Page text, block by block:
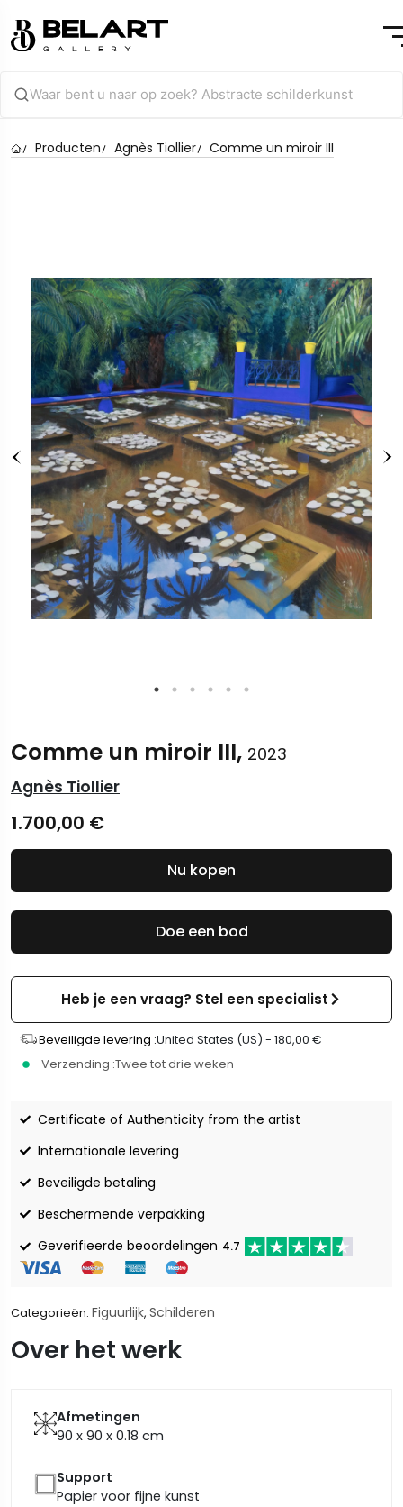
Producten Agnès Tiollier Comme un miroir III
Comme un miroir III, 2023
Agnès Tiollier
1.700,00 €
Doe een bod
Heb je een vraag? Stel een specialist
Beveiligde levering :United States (US) - 180,00 €
Verzending :Twee tot drie weken
Certificate of Authenticity from the artist
Internationale levering
Beveiligde betaling
Beschermende verpakking
Geverifieerde beoordelingen 4.7
Categorieën: Figuurlijk, Schilderen
Nu kopen
Over het werk
Afmetingen
90 x 90 x 0.18 cm
Support
Papier voor fijne kunst